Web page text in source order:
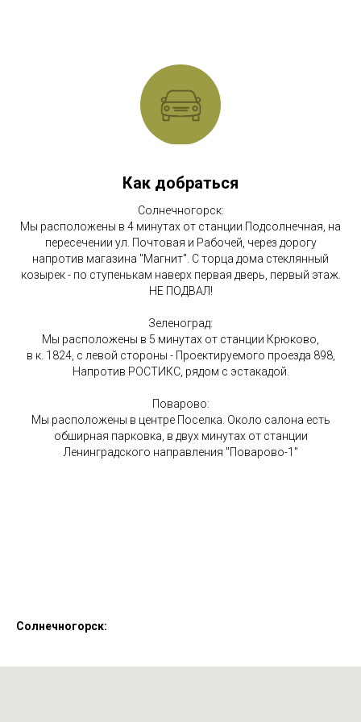
Как добраться
Солнечногорск:
Мы расположены в 4 минутах от станции Подсолнечная, на
пересечении ул. Почтовая и Рабочей, через дорогу
напротив магазина "Магнит". С торца дома стеклянный
козырек - по ступенькам наверх первая дверь, первый этаж.
НЕ ПОДВАЛ!
Зеленоград:
Мы расположены в 5 минутах от станции Крюково,
в к. 1824, с левой стороны - Проектируемого проезда 898,
Напротив РОСТИКС, рядом с эстакадой.
Поварово:
Мы расположены в центре Поселка. Около салона есть
обширная парковка, в двух минутах от станции
Ленинградского направления "Поварово-1"
Солнечногорск: